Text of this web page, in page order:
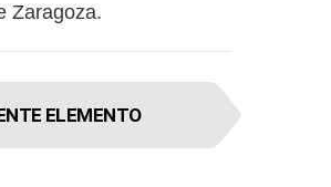
Zaragoza.
ELEMENTO